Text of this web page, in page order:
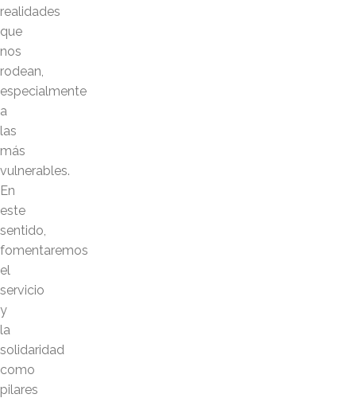
realidades
que
nos
rodean,
especialmente
a
las
más
vulnerables.
En
este
sentido,
fomentaremos
el
servicio
y
la
solidaridad
como
pilares